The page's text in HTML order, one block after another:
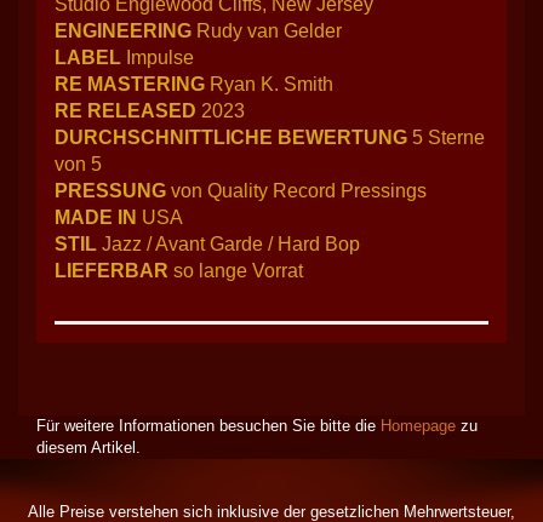
Studio Englewood Cliffs, New Jersey
ENGINEERING Rudy van Gelder
LABEL Impulse
RE MASTERING Ryan K. Smith
RE RELEASED 2023
DURCHSCHNITTLICHE BEWERTUNG 5 Sterne
von 5
PRESSUNG von Quality Record Pressings
MADE IN USA
STIL Jazz / Avant Garde / Hard Bop
LIEFERBAR so lange Vorrat
Für weitere Informationen besuchen Sie bitte die Homepage zu
diesem Artikel.
Alle Preise verstehen sich inklusive der gesetzlichen Mehrwertsteuer,